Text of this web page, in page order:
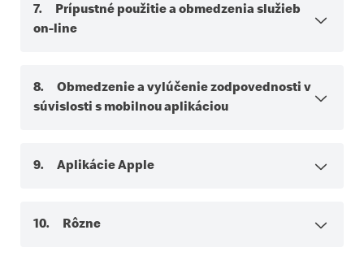
7. Prípustné použitie a obmedzenia služieb
on-line
8. Obmedzenie a vylúčenie zodpovednosti v
súvislosti s mobilnou aplikáciou
9. Aplikácie Apple
10. Rôzne